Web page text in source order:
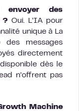
envoyer des
? Oui. L’IA pour
unique à La
messages
directement
dès le
n’offrent pas
Machine